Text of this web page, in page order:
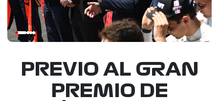
PREVIO AL GRAN
PREMIO DE